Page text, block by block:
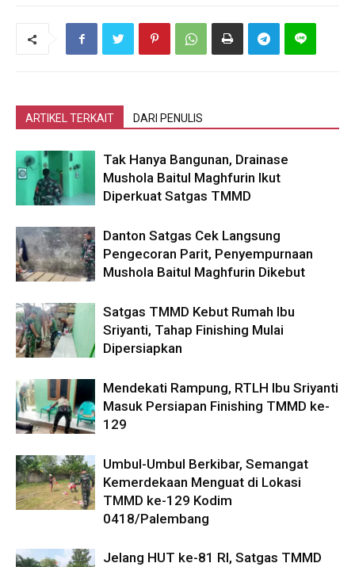
ARTIKEL TERKAIT DARI PENULIS
Tak Hanya Bangunan, Drainase
Mushola Baitul Maghfurin Ikut
Diperkuat Satgas TMMD
Danton Satgas Cek Langsung
Pengecoran Parit, Penyempurnaan
Mushola Baitul Maghfurin Dikebut
Satgas TMMD Kebut Rumah Ibu
Sriyanti, Tahap Finishing Mulai
Dipersiapkan
Mendekati Rampung, RTLH Ibu Sriyanti
Masuk Persiapan Finishing TMMD ke-
129
Umbul-Umbul Berkibar, Semangat
Kemerdekaan Menguat di Lokasi
TMMD ke-129 Kodim
0418/Palembang
Jelang HUT ke-81 RI, Satgas TMMD